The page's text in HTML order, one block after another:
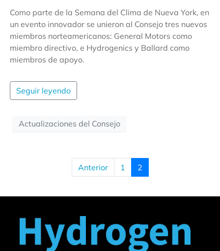
Como parte de la Semana del Clima de Nueva York, en
un evento innovador se unieron al Consejo tres nuevos
miembros norteamericanos: General Motors como
miembro directivo, e Hydrogenics y Ballard como
miembros de apoyo.
Seguir leyendo
Actualizaciones del Consejo
Anterior 1 2